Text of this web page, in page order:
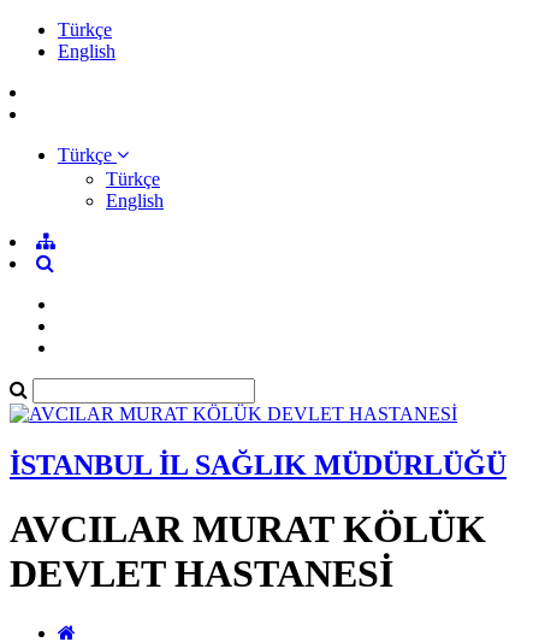
Türkçe
English
Türkçe
Türkçe
English
İSTANBUL İL SAĞLIK MÜDÜRLÜĞÜ
AVCILAR MURAT KÖLÜK
DEVLET HASTANESİ